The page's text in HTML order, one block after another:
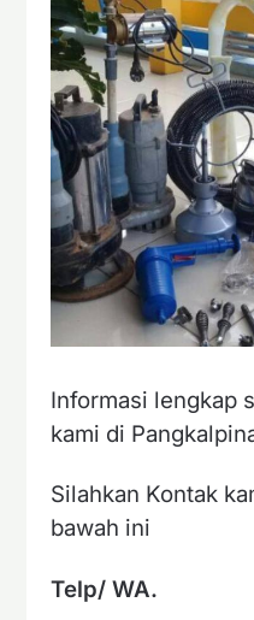
Informasi lengkap
kami di
Silahkan Kontak
bawah ini
Telp/ WA.